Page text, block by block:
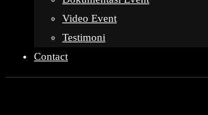
Video Event
Testimoni
Contact